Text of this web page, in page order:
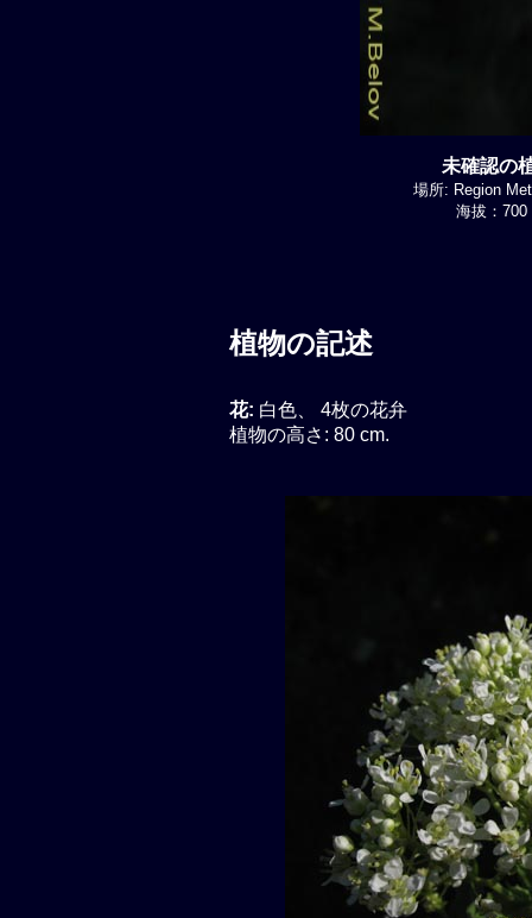
未確認の
場所: Region
海拔：
植物の記述
花: 白色、 4枚の花弁
植物の高さ: 80 cm.